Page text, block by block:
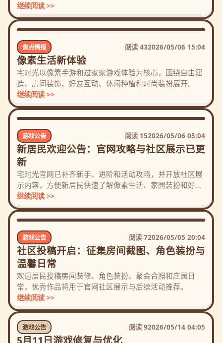
继续阅读 >>
焦点情报 阅读432026/05/06 15:04
像素生活新体验
宅时光以像素手游和过家家游戏体验为核心，围绕自由建
造、房间装饰、好友互动、休闲种植和时尚装扮展开。
继续阅读 >>
游戏公告 阅读 152026/05/06 05:04
新居民欢迎公告：官网攻略与社区展示已更
新
宅时光官网已补齐新手、进阶和活动攻略，并开放社区展
示内容，方便新居民快速了解像素生活、家园装扮和好友
互动。
继续阅读 >>
游戏公告 阅读72026/05/05 20:04
社区投稿开启：征集房间截图、角色装扮与
温馨日常
欢迎居民投稿房间装修、角色装扮、聚会合照和庄园日
常，优秀作品将用于官网社区展示与后续活动推荐。
继续阅读 >>
游戏公告 阅读92026/05/14 04:05
5月11日游戏修复与优化